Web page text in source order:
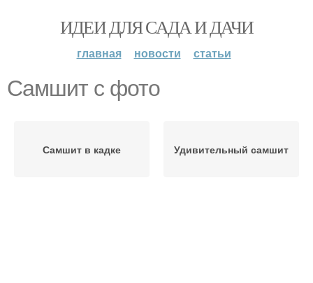
ИДЕИ ДЛЯ САДА И ДАЧИ
главная новости статьи
Самшит с фото
Самшит в кадке Удивительный самшит